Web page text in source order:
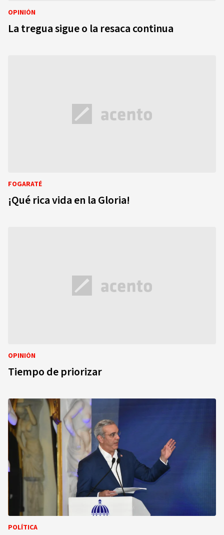
OPINIÓN
La tregua sigue o la resaca continua
FOGARATÉ
¡Qué rica vida en la Gloria!
OPINIÓN
Tiempo de priorizar
POLÍTICA